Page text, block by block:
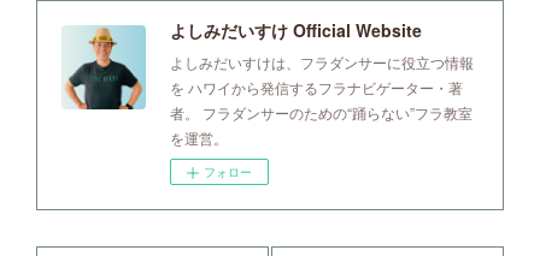
よしみだいすけ Official Website
よしみだいすけは、フラダンサーに役立つ情報
を ハワイから発信するフラナビゲーター・著
者。 フラダンサーのための“踊らない”フラ教室
を運営。
フォロー